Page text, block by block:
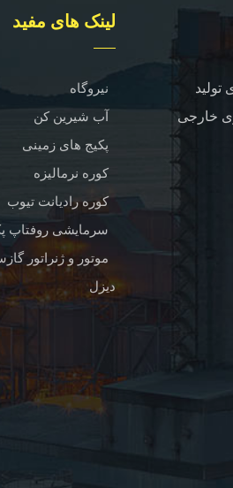
تولید
لینک های مفید
نیروگاه
آب شیرین کن
پکیج های زمینی
کوره نرمالیزه
کوره رادیانت تیوب
سرمایشی روفتاپ
موتور و ژنراتور
دیزل